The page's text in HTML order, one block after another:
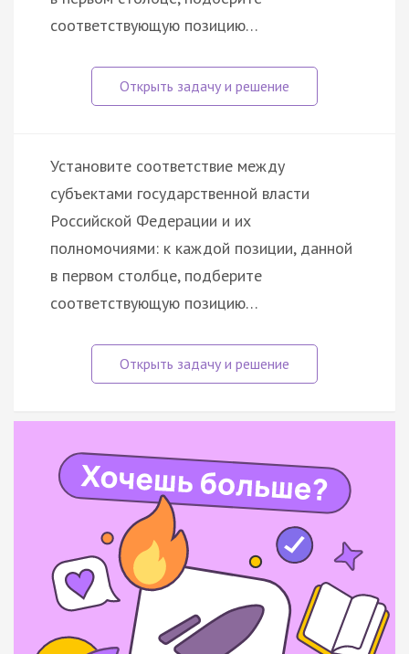
соответствующую позицию…
Установите соответствие между
субъектами государственной власти
Российской Федерации и их
полномочиями: к каждой позиции, данной
в первом столбце, подберите
соответствующую позицию…